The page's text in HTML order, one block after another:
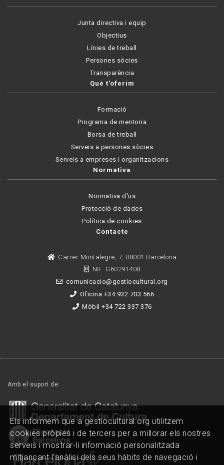
Junta directiva i equip
Objectius
Línies de treball
Persones sòcies
Transparència
Què t'oferim
Formació
Programa de mentoria
Borsa de treball
Serveis a persones sòcies
Serveis a empreses i organitzacions
Normativa
Normativa d'us
Protecció de dades
Política de cookies
Contacte
Carrer Montalegre, 7, 08001 Barcelona
NIF. G60291408
comunicacio@gestiocultural.org
Oficina +34 932 703 566
Mòbil +34 722 337 376
Amb el suport de:
Els informem que a gestiocultural.org utilitzem
cookies pròpies i de tercers per a millorar els nostres
serveis i mostrar-li informació personalitzada
mitjançant l'anàlisi dels seus hàbits de navegació i